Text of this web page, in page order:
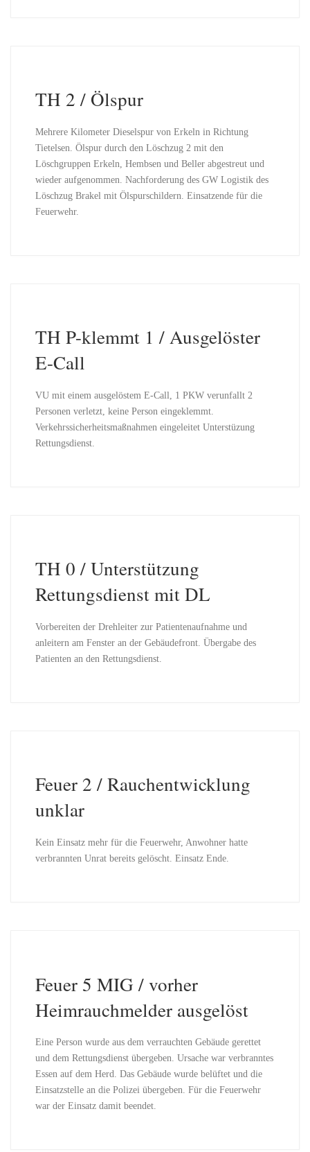
TH 2 / Ölspur
Mehrere Kilometer Dieselspur von Erkeln in Richtung
Tietelsen. Ölspur durch den Löschzug 2 mit den
Löschgruppen Erkeln, Hembsen und Beller abgestreut und
wieder aufgenommen. Nachforderung des GW Logistik des
Löschzug Brakel mit Ölspurschildern. Einsatzende für die
Feuerwehr.
TH P-klemmt 1 / Ausgelöster
E-Call
VU mit einem ausgelöstem E-Call, 1 PKW verunfallt 2
Personen verletzt, keine Person eingeklemmt.
Verkehrssicherheitsmaßnahmen eingeleitet Unterstüzung
Rettungsdienst.
TH 0 / Unterstützung
Rettungsdienst mit DL
Vorbereiten der Drehleiter zur Patientenaufnahme und
anleitern am Fenster an der Gebäudefront. Übergabe des
Patienten an den Rettungsdienst.
Feuer 2 / Rauchentwicklung
unklar
Kein Einsatz mehr für die Feuerwehr, Anwohner hatte
verbrannten Unrat bereits gelöscht. Einsatz Ende.
Feuer 5 MIG / vorher
Heimrauchmelder ausgelöst
Eine Person wurde aus dem verrauchten Gebäude gerettet
und dem Rettungsdienst übergeben. Ursache war verbranntes
Essen auf dem Herd. Das Gebäude wurde belüftet und die
Einsatzstelle an die Polizei übergeben. Für die Feuerwehr
war der Einsatz damit beendet.